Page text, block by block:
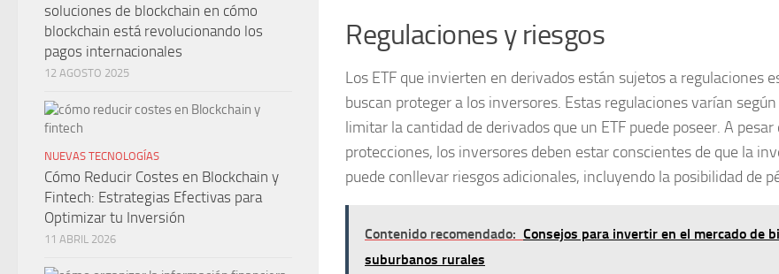
Regulaciones y riesgos
Los ETF que invierten en derivados están sujetos a regulaciones
buscan proteger a los inversores. Estas regulaciones varían
limitar la cantidad de derivados que un ETF puede poseer. A pesar
protecciones, los inversores deben estar conscientes de que la
puede conllevar riesgos adicionales, incluyendo la posibilidad de
Contenido recomendado: Consejos para invertir en el mercado de
suburbanos rurales
soluciones de blockchain en cómo
blockchain está revolucionando los
pagos internacionales
12 AGOSTO 2025
NUEVAS TECNOLOGÍAS
Cómo Reducir Costes en Blockchain y
Fintech: Estrategias Efectivas para
Optimizar tu Inversión
11 ABRIL 2026